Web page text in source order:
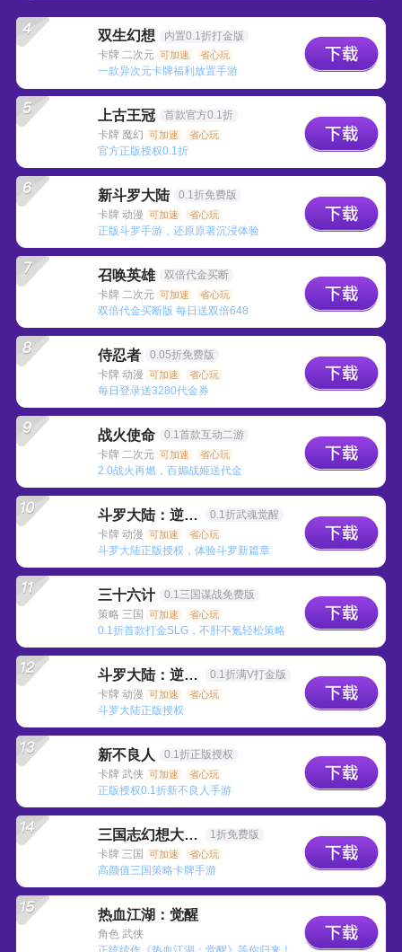
双生幻想
内置0.1折打金版
卡牌 二次元 可加速 省心玩
一款异次元卡牌福利放置手游
上古王冠
首款官方0.1折
卡牌 魔幻 可加速 省心玩
官方正版授权0.1折
新斗罗大陆
0.1折免费版
卡牌 动漫 可加速 省心玩
正版斗罗手游，还原原著沉浸体验
召唤英雄
双倍代金买断
卡牌 二次元 可加速 省心玩
双倍代金买断版 每日送双倍648
侍忍者
0.05折免费版
卡牌 动漫 可加速 省心玩
每日登录送3280代金券
战火使命
0.1首款互动二游
卡牌 二次元 可加速 省心玩
2.0战火再燃，百媚战姬送代金
斗罗大陆：逆转时空
0.1折武魂觉醒
卡牌 动漫 可加速 省心玩
斗罗大陆正版授权，体验斗罗新篇章
三十六计
0.1三国谋战免费版
策略 三国 可加速 省心玩
0.1折首款打金SLG，不肝不氪轻松策略
斗罗大陆：逆转时空
0.1折满V打金版
卡牌 动漫 可加速 省心玩
斗罗大陆正版授权
新不良人
0.1折正版授权
卡牌 武侠 可加速 省心玩
正版授权0.1折新不良人手游
三国志幻想大陆2：枭之歌
1折免费版
卡牌 三国 可加速 省心玩
高颜值三国策略卡牌手游
热血江湖：觉醒
角色 武侠